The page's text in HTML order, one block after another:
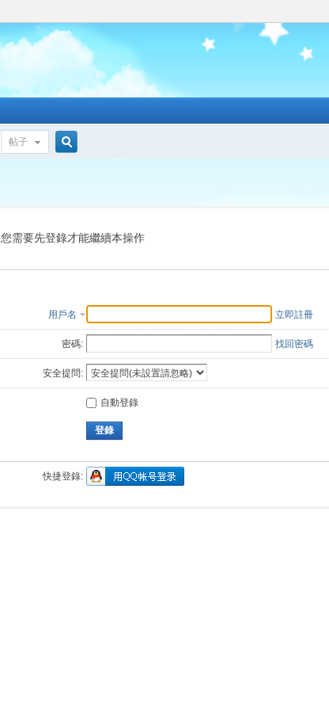
帖子
索
您需要先登錄才能繼續本操作
用戶名 立即註冊
密碼: 找回密碼
安全提問:
自動登錄
登錄
快捷登錄: